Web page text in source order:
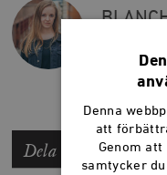
Dela artikeln
Denna
att
Genom
samtycker